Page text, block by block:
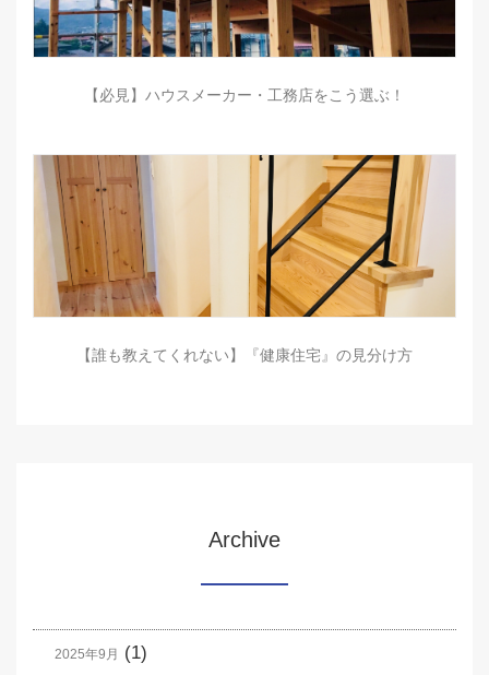
【必見】ハウスメーカー・工務店をこう選ぶ！
【誰も教えてくれない】『健康住宅』の見分け方
Archive
2025年9月 (1)